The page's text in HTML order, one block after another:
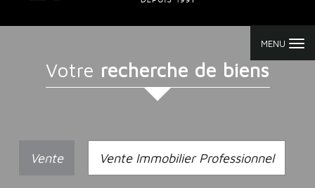
MENU
Votre recherche de biens
Vente Vente Immobilier Professionnel